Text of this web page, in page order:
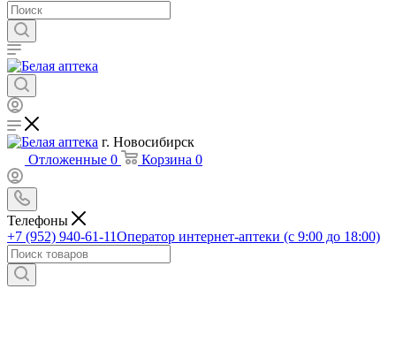
г. Новосибирск
Отложенные 0 Корзина 0
Телефоны
+7 (952) 940-61-11Оператор интернет-аптеки (с 9:00 до 18:00)